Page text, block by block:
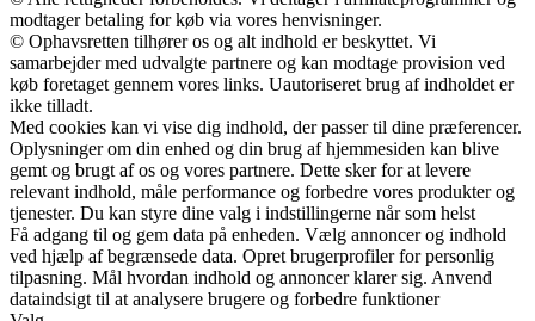
modtager betaling for køb via vores henvisninger.
© Ophavsretten tilhører os og alt indhold er beskyttet. Vi
samarbejder med udvalgte partnere og kan modtage provision ved
køb foretaget gennem vores links. Uautoriseret brug af indholdet er
ikke tilladt.
Med cookies kan vi vise dig indhold, der passer til dine præferencer.
Oplysninger om din enhed og din brug af hjemmesiden kan blive
gemt og brugt af os og vores partnere. Dette sker for at levere
relevant indhold, måle performance og forbedre vores produkter og
tjenester. Du kan styre dine valg i indstillingerne når som helst
Få adgang til og gem data på enheden. Vælg annoncer og indhold
ved hjælp af begrænsede data. Opret brugerprofiler for personlig
tilpasning. Mål hvordan indhold og annoncer klarer sig. Anvend
dataindsigt til at analysere brugere og forbedre funktioner